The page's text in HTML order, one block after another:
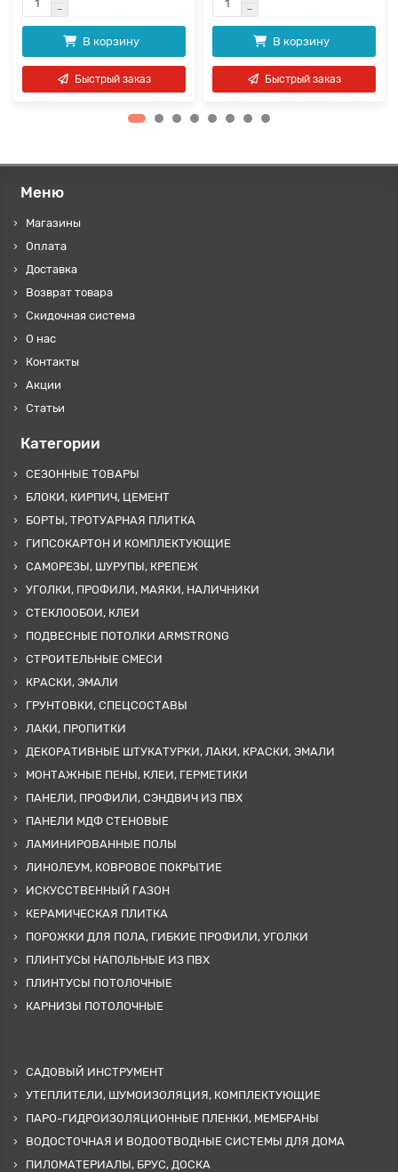
В корзину
Быстрый заказ
В корзину
Быстрый заказ
Меню
Магазины
Оплата
Доставка
Возврат товара
Скидочная система
О нас
Контакты
Акции
Статьи
Категории
СЕЗОННЫЕ ТОВАРЫ
БЛОКИ, КИРПИЧ, ЦЕМЕНТ
БОРТЫ, ТРОТУАРНАЯ ПЛИТКА
ГИПСОКАРТОН И КОМПЛЕКТУЮЩИЕ
САМОРЕЗЫ, ШУРУПЫ, КРЕПЕЖ
УГОЛКИ, ПРОФИЛИ, МАЯКИ, НАЛИЧНИКИ
СТЕКЛООБОИ, КЛЕИ
ПОДВЕСНЫЕ ПОТОЛКИ ARMSTRONG
СТРОИТЕЛЬНЫЕ СМЕСИ
КРАСКИ, ЭМАЛИ
ГРУНТОВКИ, СПЕЦСОСТАВЫ
ЛАКИ, ПРОПИТКИ
ДЕКОРАТИВНЫЕ ШТУКАТУРКИ, ЛАКИ, КРАСКИ, ЭМАЛИ
МОНТАЖНЫЕ ПЕНЫ, КЛЕИ, ГЕРМЕТИКИ
ПАНЕЛИ, ПРОФИЛИ, СЭНДВИЧ ИЗ ПВХ
ПАНЕЛИ МДФ СТЕНОВЫЕ
ЛАМИНИРОВАННЫЕ ПОЛЫ
ЛИНОЛЕУМ, КОВРОВОЕ ПОКРЫТИЕ
ИСКУССТВЕННЫЙ ГАЗОН
КЕРАМИЧЕСКАЯ ПЛИТКА
ПОРОЖКИ ДЛЯ ПОЛА, ГИБКИЕ ПРОФИЛИ, УГОЛКИ
ПЛИНТУСЫ НАПОЛЬНЫЕ ИЗ ПВХ
ПЛИНТУСЫ ПОТОЛОЧНЫЕ
КАРНИЗЫ ПОТОЛОЧНЫЕ
САДОВЫЙ ИНСТРУМЕНТ
УТЕПЛИТЕЛИ, ШУМОИЗОЛЯЦИЯ, КОМПЛЕКТУЮЩИЕ
ПАРО-ГИДРОИЗОЛЯЦИОННЫЕ ПЛЕНКИ, МЕМБРАНЫ
ВОДОСТОЧНАЯ И ВОДООТВОДНЫЕ СИСТЕМЫ ДЛЯ ДОМА
ПИЛОМАТЕРИАЛЫ, БРУС, ДОСКА